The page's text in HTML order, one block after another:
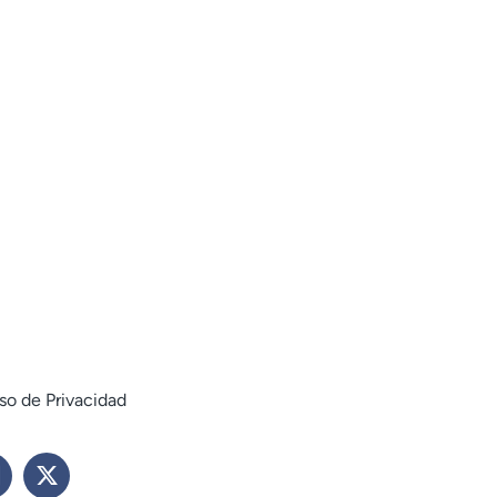
de Privacidad